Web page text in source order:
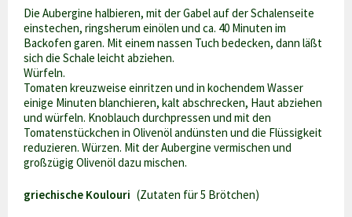
Die Aubergine halbieren, mit der Gabel auf der Schalenseite
einstechen, ringsherum einölen und ca. 40 Minuten im
Backofen garen. Mit einem nassen Tuch bedecken, dann läßt
sich die Schale leicht abziehen.
Würfeln.
Tomaten kreuzweise einritzen und in kochendem Wasser
einige Minuten blanchieren, kalt abschrecken, Haut abziehen
und würfeln. Knoblauch durchpressen und mit den
Tomatenstückchen in Olivenöl andünsten und die Flüssigkeit
reduzieren. Würzen. Mit der Aubergine vermischen und
großzügig Olivenöl dazu mischen.
griechische Koulouri (Zutaten für 5 Brötchen)